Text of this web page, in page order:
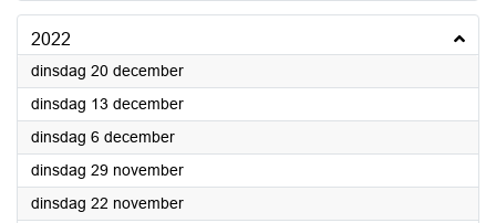
2022
dinsdag 20 december2022
dinsdag 13 december2022
dinsdag 6 december2022
dinsdag 29 november2022
dinsdag 22 november2022